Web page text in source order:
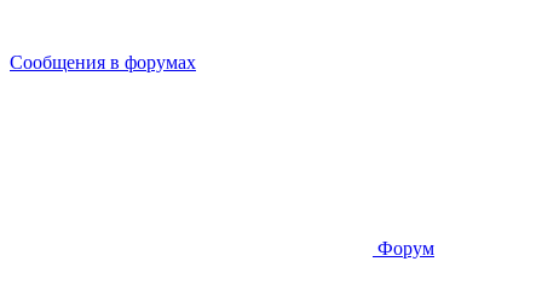
Сообщения в форумах
Форум